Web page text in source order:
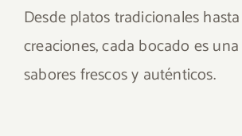
Desde platos tradicionales
creaciones, cada bocado es
sabores frescos y auténticos.